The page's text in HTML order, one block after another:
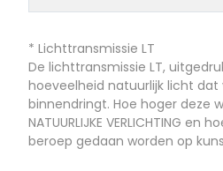
* Lichttransmissie LT
De lichttransmissie LT,
hoeveelheid natuurlijk licht dat
binnendringt. Hoe hoger deze
NATUURLIJKE VERLICHTING
beroep gedaan worden op